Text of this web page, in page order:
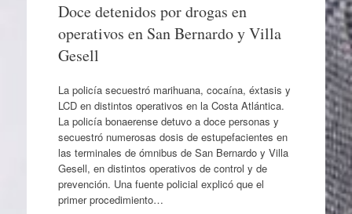
Doce detenidos por drogas en
operativos en San Bernardo y Villa
Gesell
La policía secuestró marihuana, cocaína, éxtasis y
LCD en distintos operativos en la Costa Atlántica.
La policía bonaerense detuvo a doce personas y
secuestró numerosas dosis de estupefacientes en
las terminales de ómnibus de San Bernardo y Villa
Gesell, en distintos operativos de control y de
prevención. Una fuente policial explicó que el
primer procedimiento…